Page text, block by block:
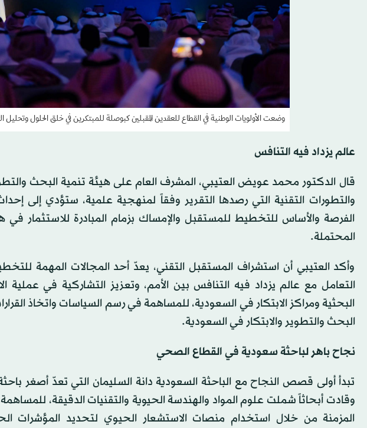
وضعت الأولويات الوطنية في القطاع للعقدين المُقبلين كبوصلة للمبتكرين في خلق الحلول وتحليل
عالم يزداد فيه التنافس
قال الدكتور محمد عويض العتيبي، المشرف العام على هيئة تنمية البحث والتطوير
والتطورات التقنية التي رصدها التقرير وفقاً لمنهجية علمية، ستؤدي إلى
الفرصة والأساس للتخطيط للمستقبل والإمساك بزمام المبادرة للاستثمار في
المحتملة.
وأكد العتيبي أن استشراف المستقبل التقني، يعدّ أحد المجالات المهمة
التعامل مع عالم يزداد فيه التنافس بين الأمم، وتعزيز التشاركية في عملية
البحثية ومراكز الابتكار في السعودية، للمساهمة في رسم السياسات واتخاذ
البحث والتطوير والابتكار في السعودية.
نجاح باهر لباحثة سعودية في القطاع الصحي
تبدأ أولى قصص النجاح مع الباحثة السعودية دانة السليمان التي تعدّ أصغر
وقادت أبحاثاً شملت علوم المواد والهندسة الحيوية والتقنيات الدقيقة،
المزمنة من خلال استخدام منصات الاستشعار الحيوي لتحديد المؤشرات